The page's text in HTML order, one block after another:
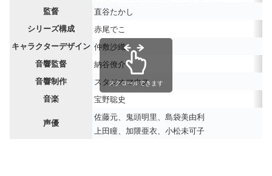
監督 直谷たかし
シリーズ構成 赤尾でこ
キャラクターデザイン 仲敷沙織
音響監督 納谷僚介
音響制作 スタジオマウス
音楽 宝野聡史
声優
佐藤元、鬼頭明里、島袋美由利
上田瞳、加隈亜衣、小松未可子
スクロールできます